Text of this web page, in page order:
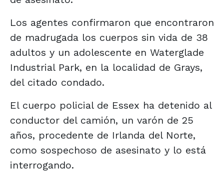
Los agentes confirmaron que encontraron
de madrugada los cuerpos sin vida de 38
adultos y un adolescente en Waterglade
Industrial Park, en la localidad de Grays,
del citado condado.
El cuerpo policial de Essex ha detenido al
conductor del camión, un varón de 25
años, procedente de Irlanda del Norte,
como sospechoso de asesinato y lo está
interrogando.